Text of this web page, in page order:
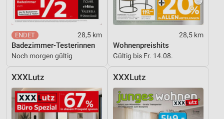
28,5 km
Badezimmer-Testerinnen
Noch morgen gültig
28,5 km
Wohnenpreishits
Gültig bis Fr. 14.08.
XXXLutz XXXLutz